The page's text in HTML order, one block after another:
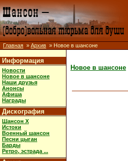
Главная » Архив » Новое в шансоне
Информация
Новости
Новое в шансоне
Наши друзья
Анонсы
Афиша
Награды
Дискография
Шансон X
Истоки
Военный шансон
Песни цыган
Барды
Ретро, эстрада ...
Новое в шансоне